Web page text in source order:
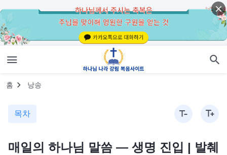
홈 낭송
목차
매일의 하나님 말씀 ― 생명 진입 | 발췌